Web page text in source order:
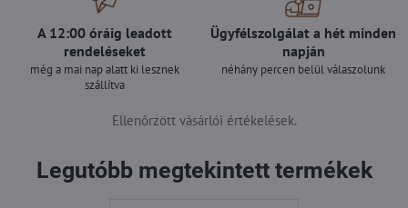
A 12:00 óráig leadott
rendeléseket
még a mai nap alatt ki lesznek
szállítva
Ügyfélszolgálat a hét minden
napján
néhány percen belül válaszolunk
Ellenőrzött vásárlói értékelések.
Legutóbb megtekintett termékek